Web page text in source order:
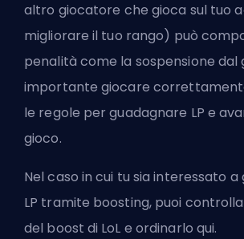
altro giocatore che gioca sul tuo
migliorare il tuo rango) può
penalità come la sospensione dal
importante giocare
le regole per guadagnare LP e
gioco.
Nel caso in cui tu sia interessato
LP tramite boosting, puoi
del boost di LoL e ordinarlo qui.